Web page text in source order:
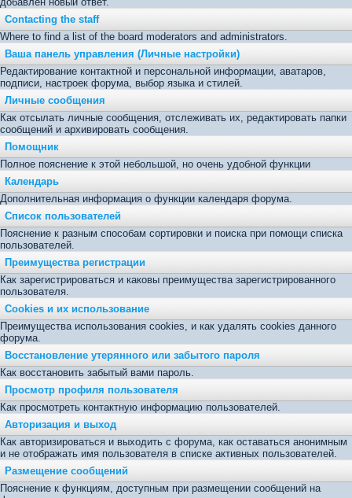
Contacting the staff
Where to find a list of the board moderators and administrators.
Ваша панель управления (Личные настройки)
Редактирование контактной и персональной информации, аватаров,
подписи, настроек форума, выбор языка и стилей.
Личные сообщения
Как отсылать личные сообщения, отслеживать их, редактировать папки
сообщений и архивировать сообщения.
Помощник
Полное пояснение к этой небольшой, но очень удобной функции
Календарь
Дополнительная информация о функции календаря форума.
Список пользователей
Пояснение к разным способам сортировки и поиска при помощи списка
пользователей.
Преимущества регистрации
Как зарегистрироваться и каковы преимущества зарегистрированного
пользователя.
Cookies и их использование
Преимущества использования cookies, и как удалять cookies данного
форума.
Восстановление утерянного или забытого пароля
Как восстановить забытый вами пароль.
Просмотр профиля пользователя
Как просмотреть контактную информацию пользователей.
Авторизация и выход
Как авторизироваться и выходить с форума, как оставаться анонимным
и не отображать имя пользователя в списке активных пользователей.
Размещение сообщений
Пояснение к функциям, доступным при размещении сообщений на